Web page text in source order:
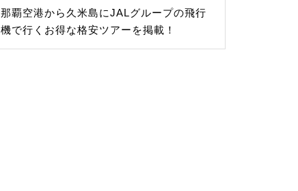
那覇空港から久米島にJALグループの飛行
機で行くお得な格安ツアーを掲載！